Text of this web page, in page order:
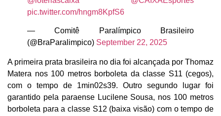
pic.twitter.com/hngm8KpfS6
— Comitê Paralímpico Brasileiro
(@BraParalimpico) September 22, 2025
A primeira prata brasileira no dia foi alcançada por Thomaz
Matera nos 100 metros borboleta da classe S11 (cegos),
com o tempo de 1min02s39. Outro segundo lugar foi
garantido pela paraense Lucilene Sousa, nos 100 metros
borboleta para a classe S12 (baixa visão) com o tempo de